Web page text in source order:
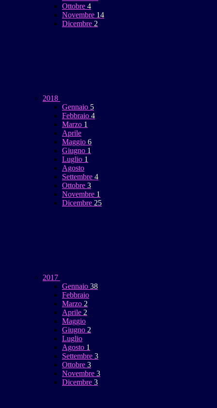
Ottobre 4
Novembre 14
Dicembre 2
2018
Gennaio 5
Febbraio 4
Marzo 1
Aprile
Maggio 6
Giugno 1
Luglio 1
Agosto
Settembre 4
Ottobre 3
Novembre 1
Dicembre 25
2017
Gennaio 38
Febbraio
Marzo 2
Aprile 2
Maggio
Giugno 2
Luglio
Agosto 1
Settembre 3
Ottobre 3
Novembre 3
Dicembre 3